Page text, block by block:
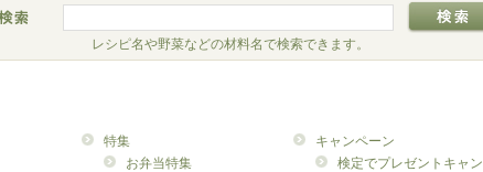
レシピ名や野菜などの材料名で検索できます。
特集
お弁当特集
キャンペーン
検定でプレゼントキャン